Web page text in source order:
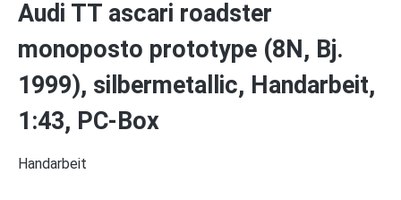
Audi TT ascari roadster
monoposto prototype (8N, Bj.
1999), silbermetallic, Handarbeit,
1:43, PC-Box
Handarbeit